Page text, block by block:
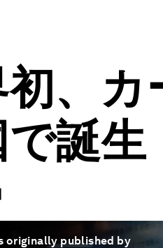
、
誕生
originally published by